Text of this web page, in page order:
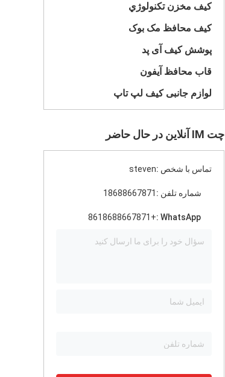
کيف مخزن تکنولوژي
کیف محافظ مک بوک
پوشش کیف آی پد
قاب محافظ آیفون
لوازم جانبی کیف لپ تاپ
چت IM آنلاین در حال حاضر
تماس با شخص :steven
شماره تلفن : 18688667871
WhatsApp :
+8618688667871